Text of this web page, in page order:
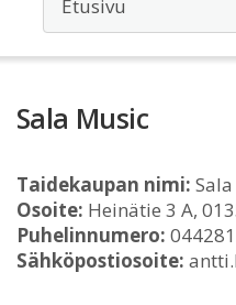
Sala Music
Taidekaupan nimi:
Osoite: Heinätie 3 A,
Puhelinnumero:
Sähköpostiosoite: